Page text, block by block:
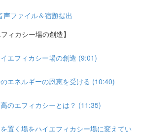
ファイル＆宿題提出
ィカシー場の創造】
エフィカシー場の創造 (9:01)
エネルギーの恩恵を受ける (10:40)
のエフィカシーとは？ (11:35)
置く場をハイエフィカシー場に変えてい